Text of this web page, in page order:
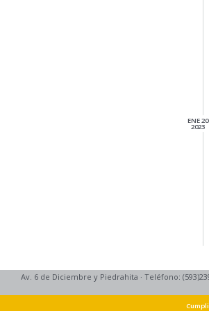
ENE 20
2023
Av. 6 de Diciembre y Piedrahita · Teléfono: